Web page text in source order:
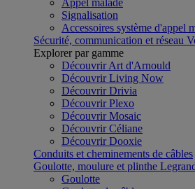
Appel malade
Signalisation
Accessoires système d'appel
Sécurité, communication et réseau
Explorer par gamme
Découvrir Art d'Arnould
Découvrir Living Now
Découvrir Drivia
Découvrir Plexo
Découvrir Mosaic
Découvrir Céliane
Découvrir Dooxie
Conduits et cheminements de câbles
Goulotte, moulure et plinthe
Goulotte